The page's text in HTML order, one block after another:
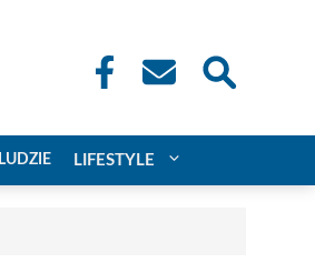
LUDZIE LIFESTYLE